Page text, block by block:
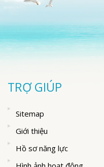
TRỢ GIÚP
Sitemap
Giới thiệu
Hồ sơ năng lực